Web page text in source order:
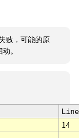
败，可能的原
。
Line
14